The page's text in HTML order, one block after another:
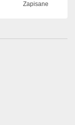
Zapisane